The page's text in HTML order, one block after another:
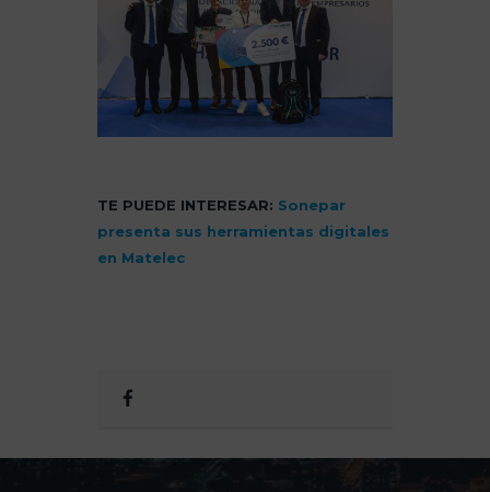
TE PUEDE INTERESAR: Sonepar
presenta sus herramientas digitales
en Matelec